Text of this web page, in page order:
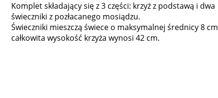
Komplet składający się z 3 części: krzyż z podstawą i dwa
świeczniki z pozłacanego mosiądzu.
Świeczniki mieszczą świece o maksymalnej średnicy 8
całkowita wysokość krzyża wynosi 42 cm.